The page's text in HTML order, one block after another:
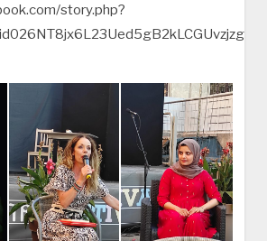
story.php?